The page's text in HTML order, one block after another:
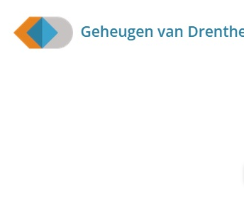
Skip to main content